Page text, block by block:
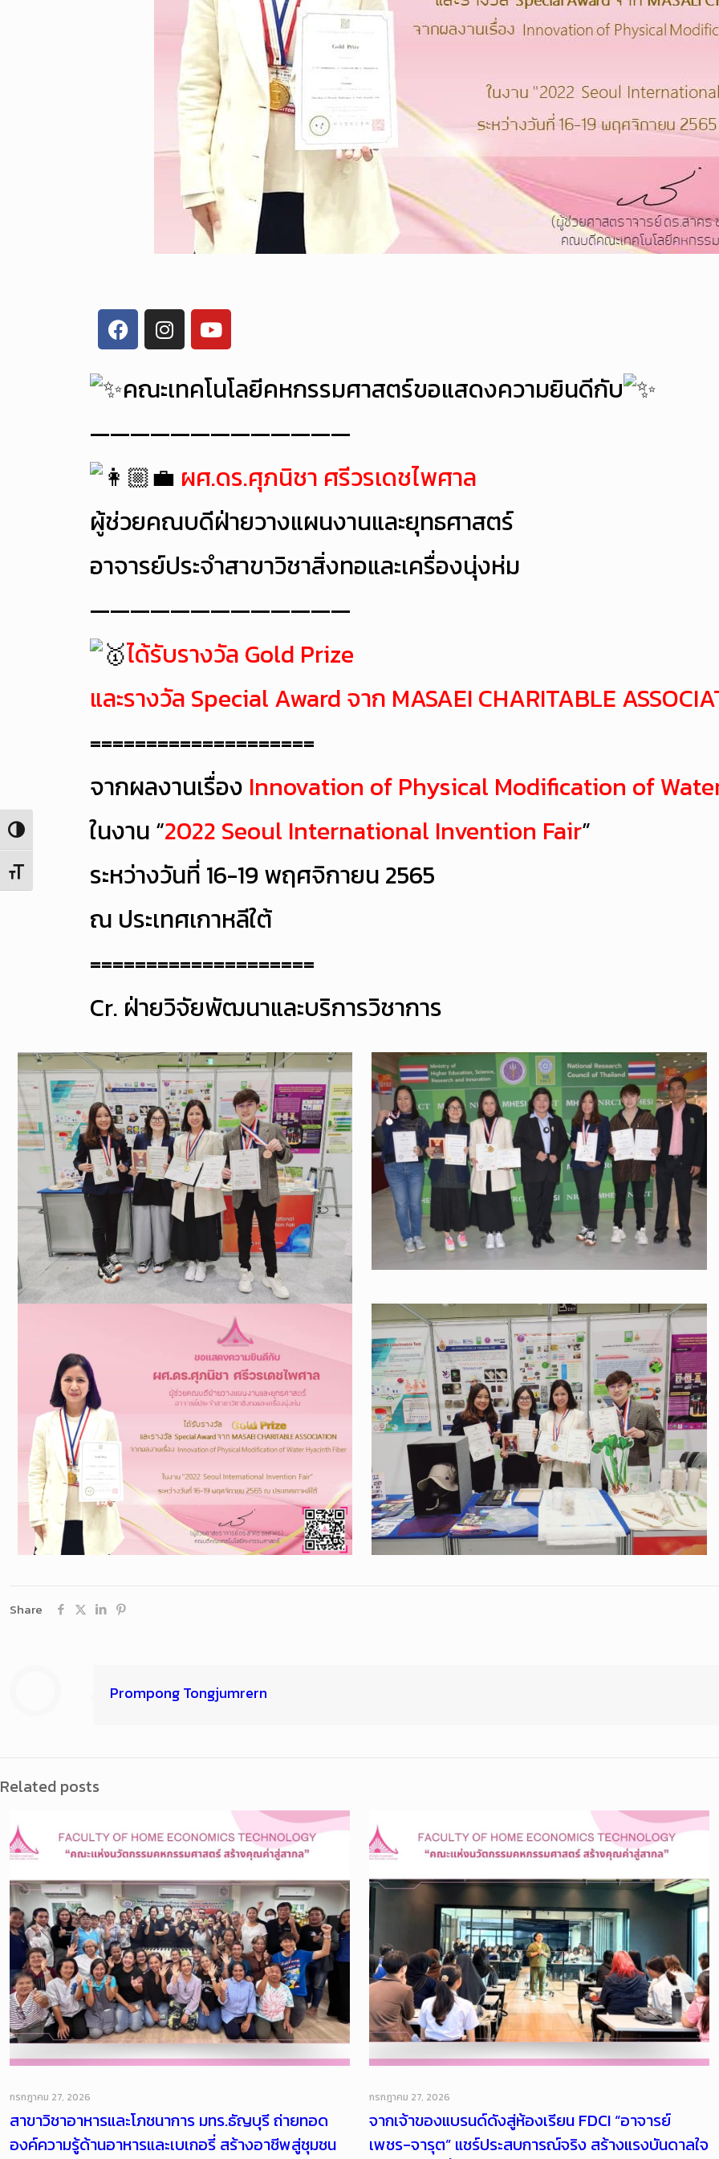
Toggle High Contrast
Toggle Font size
คณะเทคโนโลยีคหกรรมศาสตร์ขอแสดงความยินดีกับ
—————————————
ผศ.ดร.ศุภนิชา ศรีวรเดชไพศาล
ผู้ช่วยคณบดีฝ่ายวางแผนงานและยุทธศาสตร์
อาจารย์ประจำสาขาวิชาสิ่งทอและเครื่องนุ่งห่ม
—————————————
ได้รับรางวัล Gold Prize
และรางวัล Special Award จาก MASAEI CHARITABLE
====================
จากผลงานเรื่อง Innovation of Physical Modification of
ในงาน “2022 Seoul International Invention Fair”
ระหว่างวันที่ 16-19 พฤศจิกายน 2565
ณ ประเทศเกาหลีใต้
====================
Cr. ฝ่ายวิจัยพัฒนาและบริการวิชาการ
Share
Prompong Tongjumrern
Related posts
กรกฎาคม 27, 2026
สาขาวิชาอาหารและโภชนาการ มทร.ธัญบุรี ถ่ายทอด
องค์ความรู้ด้านอาหารและเบเกอรี่ สร้างอาชีพสู่ชุมชน
กรกฎาคม 27, 2026
จากเจ้าของแบรนด์ดังสู่ห้องเรียน FDCI “อาจารย์
เพชร-จารุต” แชร์ประสบการณ์จริง สร้างแรงบันดาลใจ